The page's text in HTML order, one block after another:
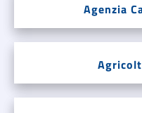
Agenzia